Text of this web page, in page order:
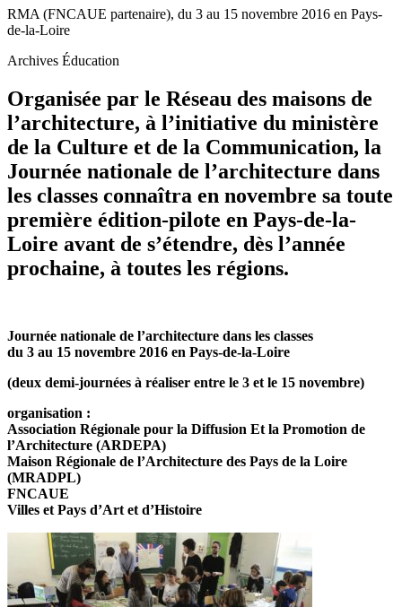
RMA (FNCAUE partenaire), du 3 au 15 novembre 2016 en Pays-
de-la-Loire
Archives Éducation
Organisée par le Réseau des maisons de
l’architecture, à l’initiative du ministère
de la Culture et de la Communication, la
Journée nationale de l’architecture dans
les classes connaîtra en novembre sa toute
première édition-pilote en Pays-de-la-
Loire avant de s’étendre, dès l’année
prochaine, à toutes les régions.
Journée nationale de l’architecture dans les classes
du 3 au 15 novembre 2016 en Pays-de-la-Loire
(deux demi-journées à réaliser entre le 3 et le 15 novembre)
organisation :
Association Régionale pour la Diffusion Et la Promotion de
l’Architecture (ARDEPA)
Maison Régionale de l’Architecture des Pays de la Loire
(MRADPL)
FNCAUE
Villes et Pays d’Art et d’Histoire